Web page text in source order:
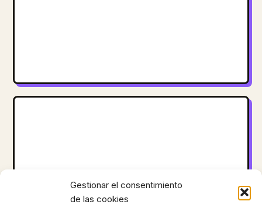
Gestionar el consentimiento
de las cookies